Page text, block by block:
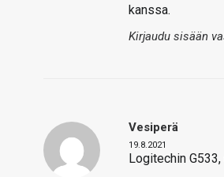
kanssa.
Kirjaudu sisään
Vesiperä
19.8.2021
Logitechin